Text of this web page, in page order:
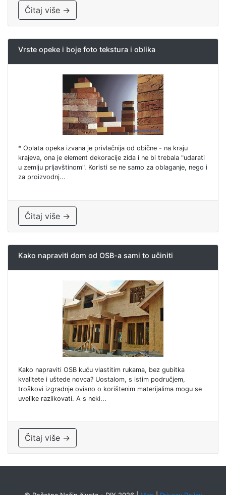
Čitaj više →
Vrste opeke i boje foto tekstura i oblika
* Oplata opeka izvana je privlačnija od obične - na kraju
krajeva, ona je element dekoracije zida i ne bi trebala "udarati
u zemlju prljavštinom". Koristi se ne samo za oblaganje, nego i
za proizvodnj...
Čitaj više →
Kako napraviti dom od OSB-a sami to učiniti
Kako napraviti OSB kuću vlastitim rukama, bez gubitka
kvalitete i uštede novca? Uostalom, s istim područjem,
troškovi izgradnje ovisno o korištenim materijalima mogu se
uvelike razlikovati. A s neki...
Čitaj više →